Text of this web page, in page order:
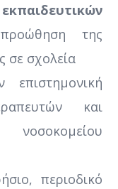
της
σε σχολεία
και
περιοδικό